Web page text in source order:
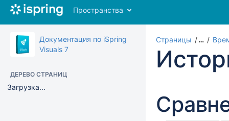
Перейти
главному
содержимому
assistive.skiplink.to.breadcrumbs
assistive.skiplink.to.header.menu
assistive.skiplink.to.quick.search
Пространства
Документация по iSpring
Visuals 7
ДЕРЕВО СТРАНИЦ
Загрузка...
Страницы …